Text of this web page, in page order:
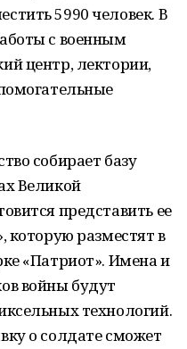
5990 человек. В
с военным
центр, лектории,
собирает базу
Великой
представить ее
которую разместят в
«Патриот». Имена и
войны будут
технологий.
о солдате сможет